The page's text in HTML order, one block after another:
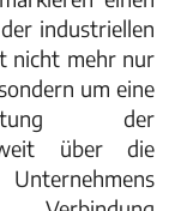
industriellen
nicht mehr nur
um eine
der
über die